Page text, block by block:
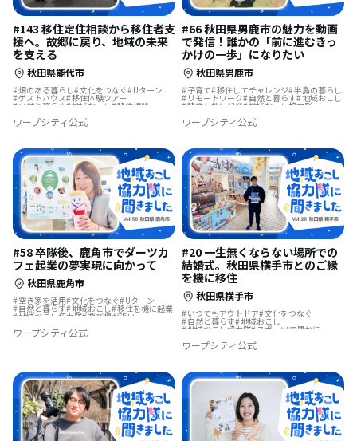
#143 移住定住相談から移住者支
援へ。故郷に戻り、地域の未来
を支える
秋田県能代市
畑のある暮らし 文化をつなぐ Uターン
ゲストハウス 移住体験ツアー
自然と暮らす 地域おこし 移住相談
歴史をつむぐ 移住体験
ふるさとで暮らす
ワープシティ公式
#66 秋田県男鹿市の魅力を動画
で発信！誰かの「前に進むきっ
かけの一歩」になりたい
秋田県男鹿市
子育て 移住してチャレンジ 半島の暮らし
リモートワーク 自然と暮らす 地域おこし
移住を機に起業 地域おこし協力隊
地域おこし協力隊に聞いてみた
ワープシティ公式
#58 卒隊後、鹿角市でダーツカ
フェ起業の夢実現に向かって
秋田県鹿角市
空き家を活用 文化をつなぐ Uターン
自然と暮らす 地域おこし 移住を機に起業
地域おこし協力隊 遊び場が近い
地域おこし協力隊に聞いてみた
ワープシティ公式
#20 一生無くならない場所での
結婚式。秋田県横手市とのご縁
を機に移住
秋田県横手市
いつでもアウトドア 文化をつなぐ
自然と暮らす 地域おこし
地域おこし協力隊 スポーツで豊かに
結婚を機に移住 集落で暮らす
地域を活性化
ワープシティ公式